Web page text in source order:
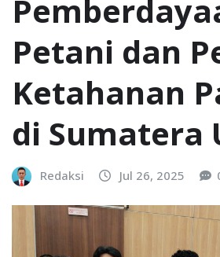
Petani dan
Ketahanan
di Sumatera
Redaksi Jul 26, 2025